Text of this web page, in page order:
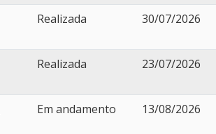
Realizada 30/07/2026
Realizada 23/07/2026
Em andamento 13/08/2026